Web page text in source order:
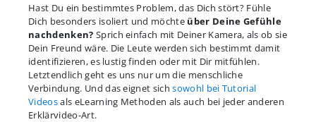
Hast Du ein bestimmtes Problem, das Dich stört? Fühle
Dich besonders isoliert und möchte über Deine Gefühle
nachdenken? Sprich einfach mit Deiner Kamera, als ob sie
Dein Freund wäre. Die Leute werden sich bestimmt damit
identifizieren, es lustig finden oder mit Dir mitfühlen.
Letztendlich geht es uns nur um die menschliche
Verbindung. Und das eignet sichsowohl bei Tutorial
Videosals eLearning Methoden als auch bei jeder anderen
Erklärvideo-Art.